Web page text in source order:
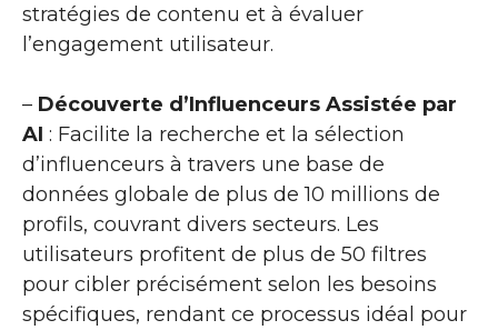
stratégies de contenu et à évaluer
l’engagement utilisateur.
– Découverte d’Influenceurs Assistée par
AI : Facilite la recherche et la sélection
d’influenceurs à travers une base de
données globale de plus de 10 millions de
profils, couvrant divers secteurs. Les
utilisateurs profitent de plus de 50 filtres
pour cibler précisément selon les besoins
spécifiques, rendant ce processus idéal pour